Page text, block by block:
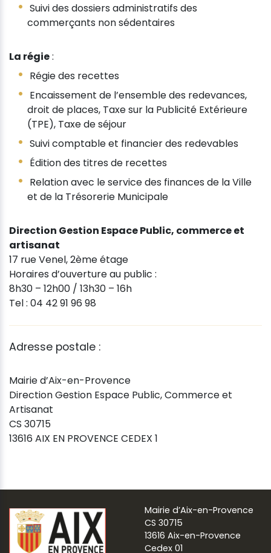
Suivi des dossiers administratifs des
commerçants non sédentaires
La régie:
Régie des recettes
Encaissement de l’ensemble des redevances,
droit de places, Taxe sur la Publicité Extérieure
(TPE), Taxe de séjour
Suivi comptable et financier des redevables
Édition des titres de recettes
Relation avec le service des finances de la Ville
et de la Trésorerie Municipale
Direction Gestion Espace Public, commerce et
artisanat
17 rue Venel, 2ème étage
Horaires d’ouverture au public :
8h30 – 12h00 / 13h30 – 16h
Tel : 04 42 91 96 98
Adresse postale :
Mairie d’Aix-en-Provence
Direction Gestion Espace Public, Commerce et
Artisanat
CS 30715
13616 AIX EN PROVENCE CEDEX 1
Mairie d’Aix-en-Provence
CS 30715
13616 Aix-en-Provence
Cedex 01